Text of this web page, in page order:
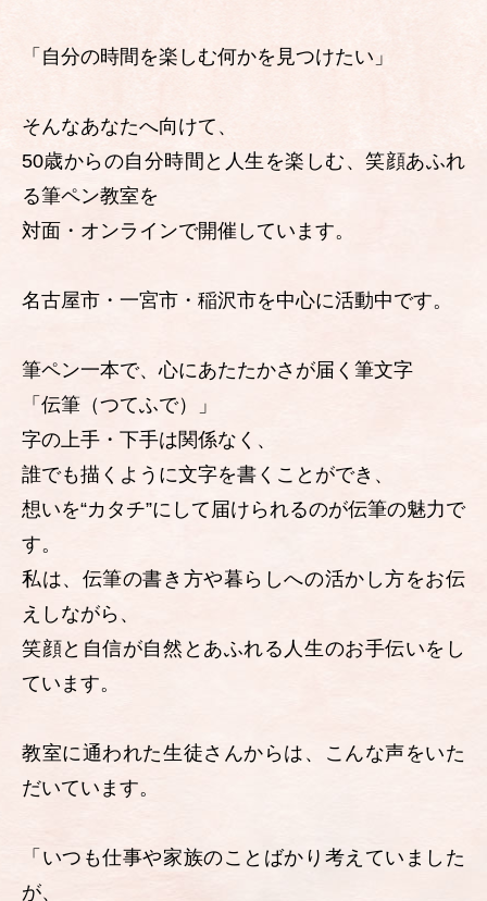
「自分の時間を楽しむ何かを見つけたい」
そんなあなたへ向けて、
50歳からの自分時間と人生を楽しむ、笑顔あふれ
る筆ペン教室を
対面・オンラインで開催しています。
名古屋市・一宮市・稲沢市を中心に活動中です。
筆ペン一本で、心にあたたかさが届く筆文字
「伝筆（つてふで）」
字の上手・下手は関係なく、
誰でも描くように文字を書くことができ、
想いを“カタチ”にして届けられるのが伝筆の魅力で
す。
私は、伝筆の書き方や暮らしへの活かし方をお伝
えしながら、
笑顔と自信が自然とあふれる人生のお手伝いをし
ています。
教室に通われた生徒さんからは、こんな声をいた
だいています。
「いつも仕事や家族のことばかり考えていました
が、